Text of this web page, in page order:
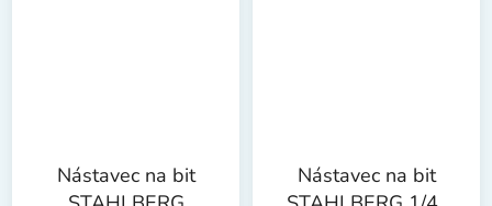
Nástavec na bit
Nástavec na bit